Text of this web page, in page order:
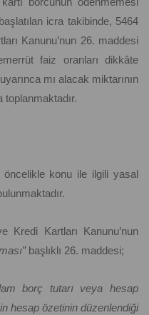
icra takibinde, 5464
Kanunu’nun 26. maddesi
faiz oranları dikkâte
mı alacak miktarının
toplanmaktadır.
öncelikle konu ile ilgili yasal
Kredi Kartları Kanunu’nun
başlıklı 26. maddesi;
borç tutarı veya hesap
hesap özetinin düzenlendiği